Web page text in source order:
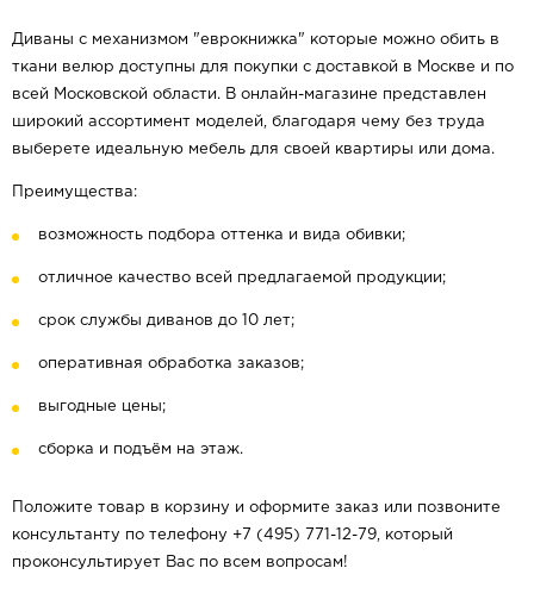
Диваны с механизмом "еврокнижка" которые можно обить в
ткани велюр доступны для покупки с доставкой в Москве и по
всей Московской области. В онлайн-магазине представлен
широкий ассортимент моделей, благодаря чему без труда
выберете идеальную мебель для своей квартиры или дома.
Преимущества:
возможность подбора оттенка и вида обивки;
отличное качество всей предлагаемой продукции;
срок службы диванов до 10 лет;
оперативная обработка заказов;
выгодные цены;
сборка и подъём на этаж.
Положите товар в корзину и оформите заказ или позвоните
консультанту по телефону +7 (495) 771-12-79, который
проконсультирует Вас по всем вопросам!